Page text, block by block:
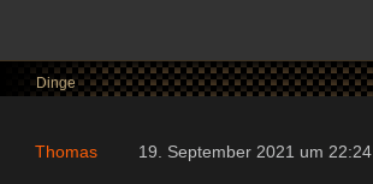
Dinge
Thomas 19. September 2021 um 22:24